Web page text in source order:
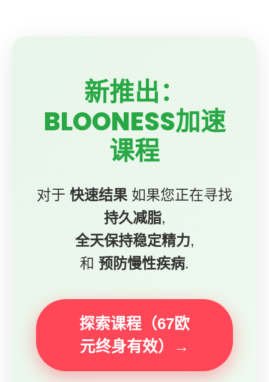
新推出：
BLOONESS加速
课程
对于 快速结果 如果您正在寻找
持久减脂,
全天保持稳定精力,
和 预防慢性疾病.
探索课程（67欧
元终身有效）→